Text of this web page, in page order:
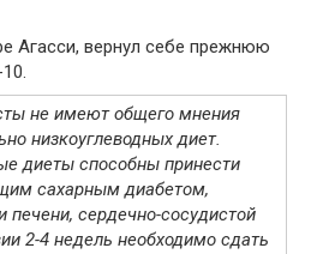
Агасси, вернул себе прежнюю
не имеют общего мнения
низкоуглеводных диет.
диеты способны принести
сахарным диабетом,
печени, сердечно-сосудистой
2-4 недель необходимо сдать